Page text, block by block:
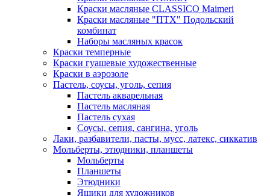
Краски масляные CLASSICO Maimeri
Краски масляные "ПТХ" Подольский
комбинат
Наборы масляных красок
Краски темперные
Краски гуашевые художественные
Краски в аэрозоле
Пастель, соусы, уголь, сепия
Пастель акварельная
Пастель масляная
Пастель сухая
Соусы, сепия, сангина, уголь
Лаки, разбавители, пасты, мусс, латекс, сиккатив
Мольберты, этюдники, планшеты
Мольберты
Планшеты
Этюдники
Ящики для художников